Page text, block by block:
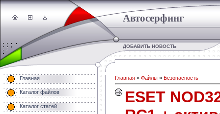
Автосерфинг
ДОБАВИТЬ НОВОСТЬ
Главная
Каталог файлов
Каталог статей
Главная » Файлы » Безопасность
ESET